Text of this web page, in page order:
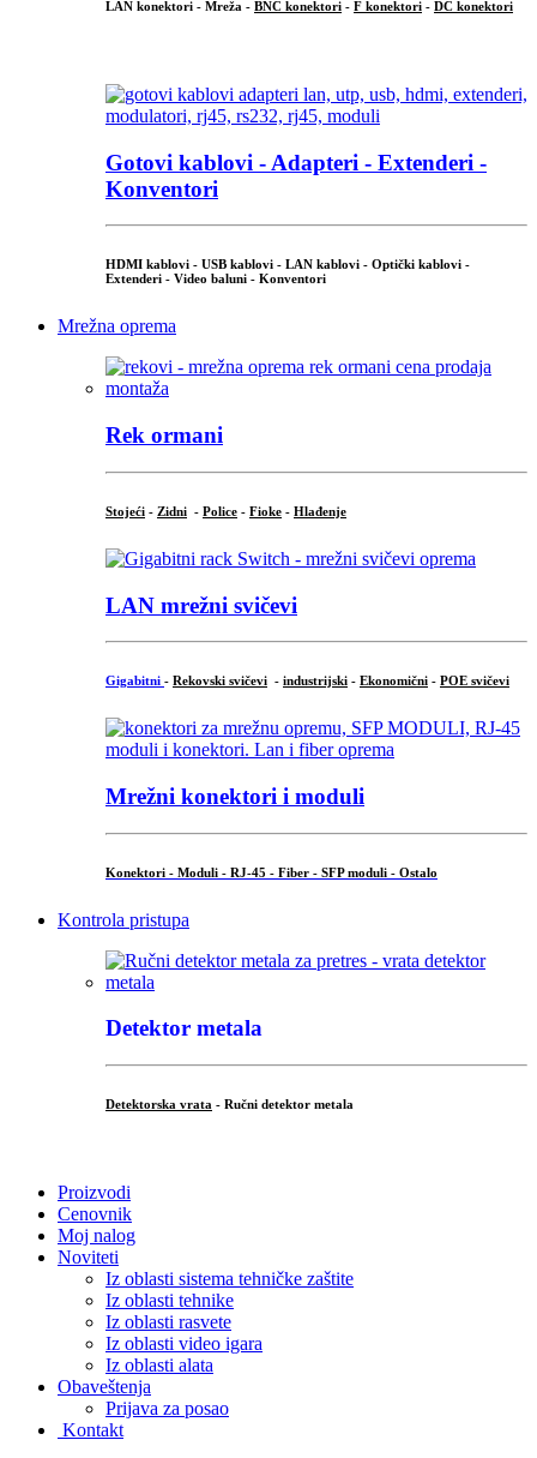
LAN konektori - Mreža - BNC konektori - F konektori - DC konektori
Gotovi kablovi - Adapteri - Extenderi -
Konventori
HDMI kablovi - USB kablovi - LAN kablovi - Optički kablovi -
Extenderi - Video baluni - Konventori
Mrežna oprema
Rek ormani
Stojeći - Zidni - Police - Fioke - Hlađenje
LAN mrežni svičevi
Gigabitni - Rekovski svičevi - industrijski - Ekonomični - POE svičevi
Mrežni konektori i moduli
Konektori - Moduli - RJ-45 - Fiber - SFP moduli - Ostalo
Kontrola pristupa
Detektor metala
Detektorska vrata - Ručni detektor metala
Proizvodi
Cenovnik
Moj nalog
Noviteti
Iz oblasti sistema tehničke zaštite
Iz oblasti tehnike
Iz oblasti rasvete
Iz oblasti video igara
Iz oblasti alata
Obaveštenja
Prijava za posao
Kontakt